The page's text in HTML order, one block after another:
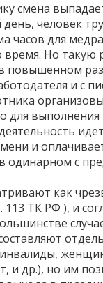
смена
человек
часов для
время. Но такую
повышенном
и с
для
и
одинарном с
как
113 ТК РФ ), и
и др.), но им